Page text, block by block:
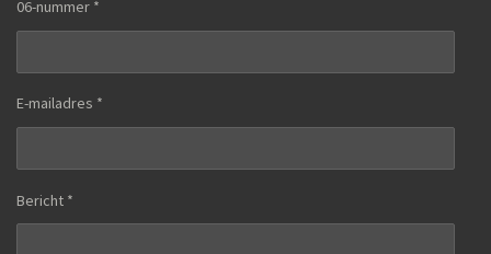
06-nummer *
E-mailadres *
Bericht *